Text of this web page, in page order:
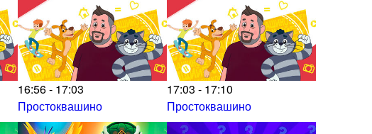
16:56 - 17:03
Простоквашино
17:03 - 17:10
Простоквашино